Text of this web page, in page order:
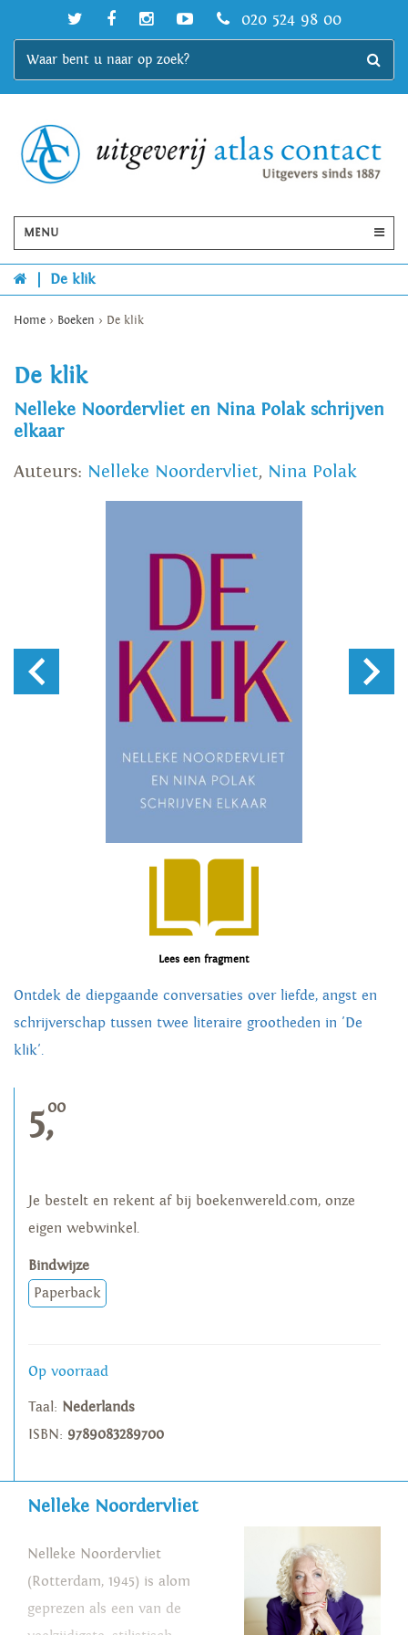
020 524 98 00
MENU
De klik
Home > Boeken > De klik
De klik
Nelleke Noordervliet en Nina Polak schrijven
elkaar
Auteurs: Nelleke Noordervliet, Nina Polak
Lees een fragment
Ontdek de diepgaande conversaties over liefde, angst en
schrijverschap tussen twee literaire grootheden in 'De
klik'.
5,00
Je bestelt en rekent af bij boekenwereld.com, onze
eigen webwinkel.
Bindwijze
Paperback
Op voorraad
Taal: Nederlands
ISBN: 9789083289700
Nelleke Noordervliet
Nelleke Noordervliet
(Rotterdam, 1945) is alom
geprezen als een van de